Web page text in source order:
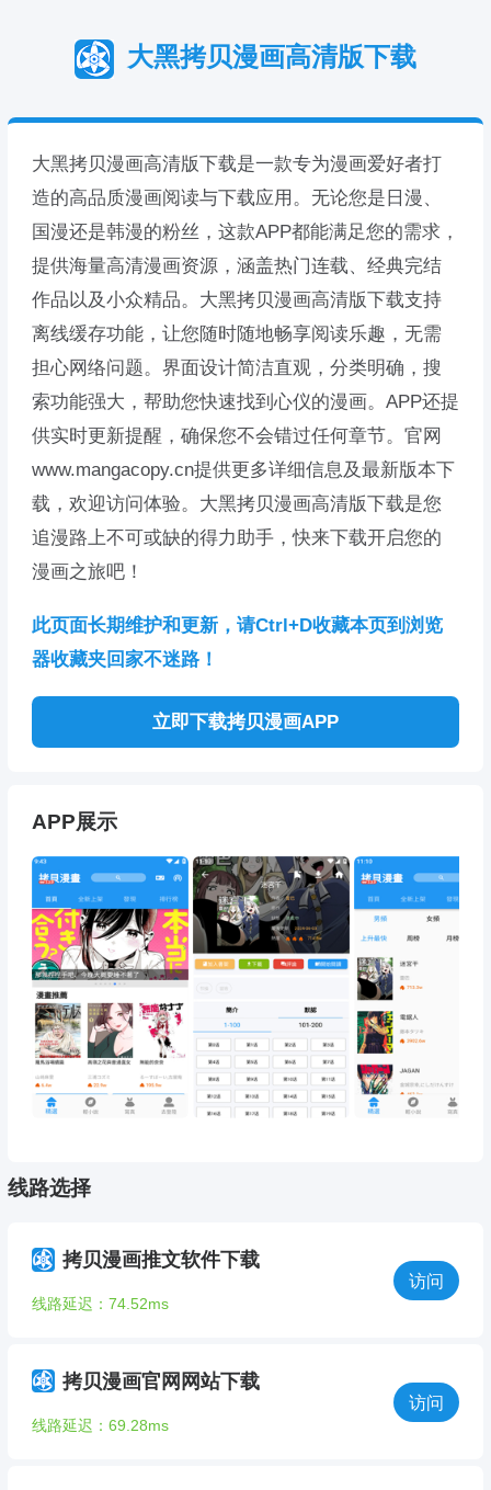
大黑拷贝漫画高清版下载
大黑拷贝漫画高清版下载是一款专为漫画爱好者打
造的高品质漫画阅读与下载应用。无论您是日漫、
国漫还是韩漫的粉丝，这款APP都能满足您的需求，
提供海量高清漫画资源，涵盖热门连载、经典完结
作品以及小众精品。大黑拷贝漫画高清版下载支持
离线缓存功能，让您随时随地畅享阅读乐趣，无需
担心网络问题。界面设计简洁直观，分类明确，搜
索功能强大，帮助您快速找到心仪的漫画。APP还提
供实时更新提醒，确保您不会错过任何章节。官网
www.mangacopy.cn提供更多详细信息及最新版本下
载，欢迎访问体验。大黑拷贝漫画高清版下载是您
追漫路上不可或缺的得力助手，快来下载开启您的
漫画之旅吧！
此页面长期维护和更新，请Ctrl+D收藏本页到浏览
器收藏夹回家不迷路！
立即下载拷贝漫画APP
APP展示
线路选择
拷贝漫画推文软件下载
线路延迟：74.52ms
访问
拷贝漫画官网网站下载
线路延迟：69.28ms
访问